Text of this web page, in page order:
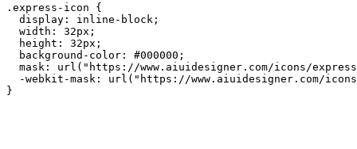
.express-icon {
  display: inline-block;
  width: 32px;
  height: 32px;
  background-color: #000000;
mask: url("https://www.aiuidesigner.com/icons/
-webkit-mask: url("https://www.aiuidesigner.com/
}